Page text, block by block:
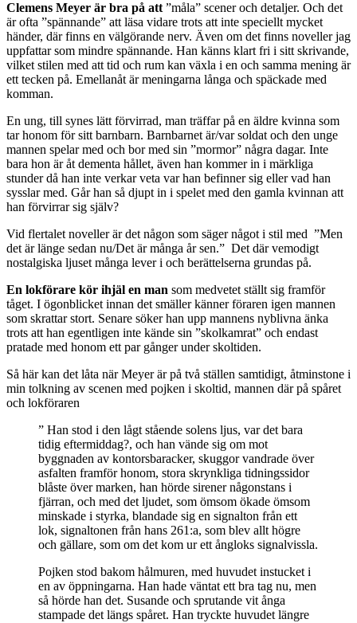
Clemens Meyer är bra på att”måla” scener och detaljer. Och det
är ofta ”spännande” att läsa vidare trots att inte speciellt mycket
händer, där finns en välgörande nerv. Även om det finns noveller jag
uppfattar som mindre spännande. Han känns klart fri i sitt skrivande,
vilket stilen med att tid och rum kan växla i en och samma mening är
ett tecken på. Emellanåt är meningarna långa och späckade med
komman.
En ung, till synes lätt förvirrad, man träffar på en äldre kvinna som
tar honom för sitt barnbarn. Barnbarnet är/var soldat och den unge
mannen spelar med och bor med sin ”mormor” några dagar. Inte
bara hon är åt dementa hållet, även han kommer in i märkliga
stunder då han inte verkar veta var han befinner sig eller vad han
sysslar med. Går han så djupt in i spelet med den gamla kvinnan att
han förvirrar sig själv?
Vid flertalet noveller är det någon som säger något i stil med ”Men
det är länge sedan nu/Det är många år sen.” Det där vemodigt
nostalgiska ljuset många lever i och berättelserna grundas på.
En lokförare kör ihjäl en man som medvetet ställt sig framför
tåget. I ögonblicket innan det smäller känner föraren igen mannen
som skrattar stort. Senare söker han upp mannens nyblivna änka
trots att han egentligen inte kände sin ”skolkamrat” och endast
pratade med honom ett par gånger under skoltiden.
Så här kan det låta när Meyer är på två ställen samtidigt, åtminstone i
min tolkning av scenen med pojken i skoltid, mannen där på spåret
och lokföraren
” Han stod i den lågt stående solens ljus, var det bara
tidig eftermiddag?, och han vände sig om mot
byggnaden av kontorsbaracker, skuggor vandrade över
asfalten framför honom, stora skrynkliga tidningssidor
blåste över marken, han hörde sirener någonstans i
fjärran, och med det ljudet, som ömsom ökade ömsom
minskade i styrka, blandade sig en signalton från ett
lok, signaltonen från hans 261:a, som blev allt högre
och gällare, som om det kom ur ett ångloks signalvissla.
Pojken stod bakom hålmuren, med huvudet instucket i
en av öppningarna. Han hade väntat ett bra tag nu, men
så hörde han det. Susande och sprutande vit ånga
stampade det längs spåret. Han tryckte huvudet längre